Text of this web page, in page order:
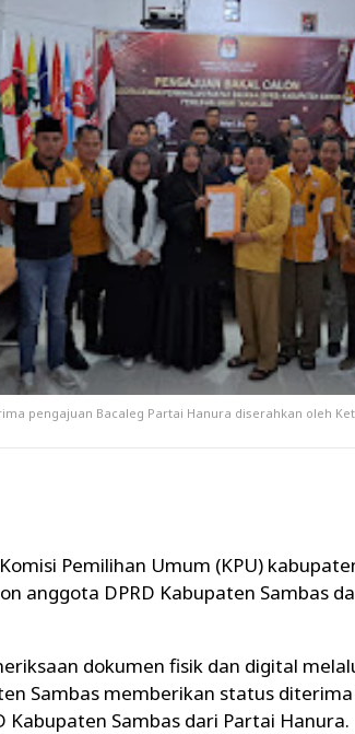
pengajuan Bacaleg Partai Hanura diserahkan oleh
Komisi Pemilihan Umum (KPU)
anggota DPRD Kabupaten Sambas
dokumen fisik dan digital
Sambas memberikan status
Kabupaten Sambas dari Partai Hanura.